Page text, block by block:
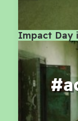
Impact Day